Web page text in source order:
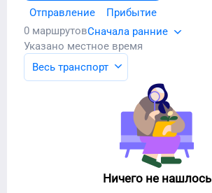
Отправление
Прибытие
0 маршрутовСначала ранние
Указано местное время
Весь транспорт
Ничего не нашлось